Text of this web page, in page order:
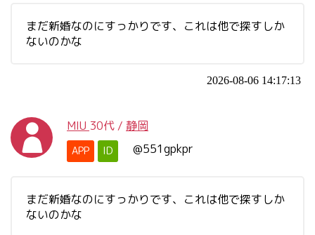
まだ新婚なのにすっかりです、これは他で探すしか
ないのかな
2026-08-06 14:17:13
MIU 30代 / 静岡
APP ID @551gpkpr
まだ新婚なのにすっかりです、これは他で探すしか
ないのかな